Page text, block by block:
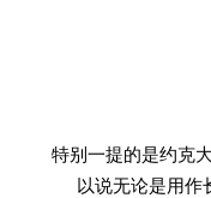
特别一提的是约克
以说无论是用